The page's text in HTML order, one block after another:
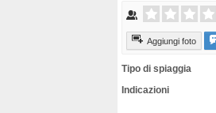
Aggiungi foto
Tipo di spiaggia
Indicazioni